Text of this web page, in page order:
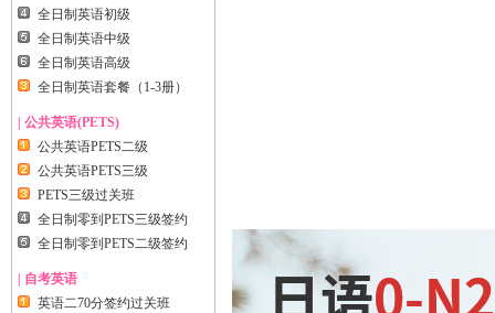
全日制英语初级
全日制英语中级
全日制英语高级
全日制英语套餐（1-3册）
| 公共英语(PETS)
公共英语PETS二级
公共英语PETS三级
PETS三级过关班
全日制零到PETS三级签约
全日制零到PETS二级签约
| 自考英语
英语二70分签约过关班